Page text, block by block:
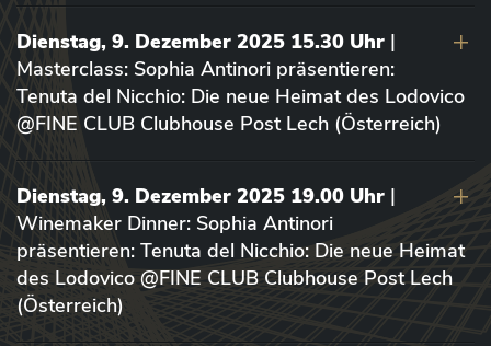
Dienstag, 9. Dezember 2025 15.30 Uhr |
Masterclass: Sophia Antinori präsentieren:
Tenuta del Nicchio: Die neue Heimat des Lodovico
@FINE CLUB Clubhouse Post Lech (Österreich)
Dienstag, 9. Dezember 2025 19.00 Uhr |
Winemaker Dinner: Sophia Antinori
präsentieren: Tenuta del Nicchio: Die neue Heimat
des Lodovico @FINE CLUB Clubhouse Post Lech
(Österreich)